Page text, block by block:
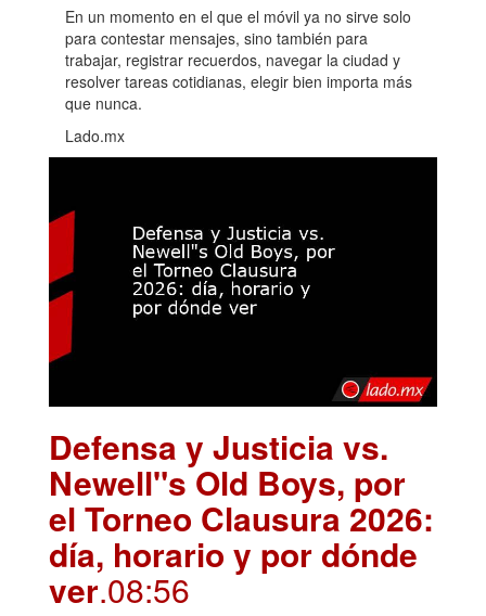
En un momento en el que el móvil ya no sirve solo
para contestar mensajes, sino también para
trabajar, registrar recuerdos, navegar la ciudad y
resolver tareas cotidianas, elegir bien importa más
que nunca.
Lado.mx
Defensa y Justicia vs.
Newell"s Old Boys, por
el Torneo Clausura 2026:
día, horario y por dónde
ver.08:56